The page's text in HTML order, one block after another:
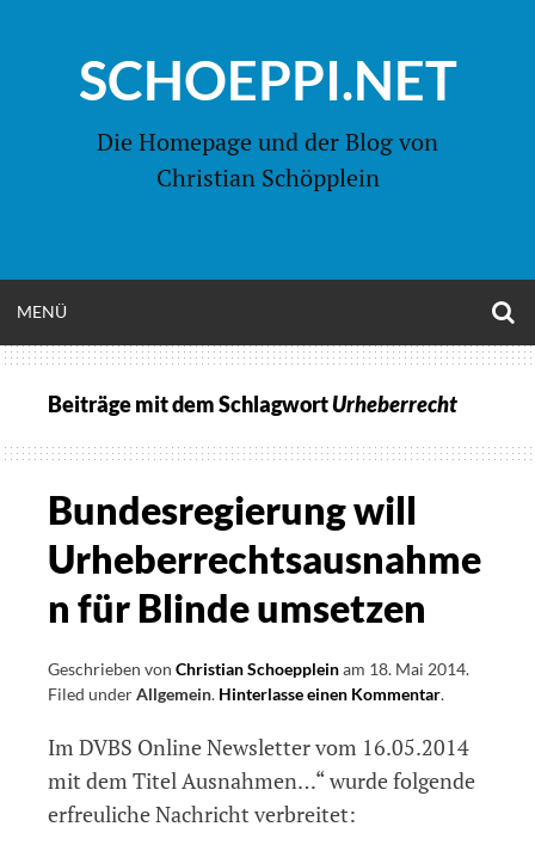
springenSCHOEPPI.NET
Die Homepage und der Blog von
Christian Schöpplein
MENÜ
Beiträge mit dem SchlagwortUrheberrecht
Bundesregierung will
Urheberrechtsausnahme
n für Blinde umsetzen
Geschrieben von Christian Schoeppleinam 18. Mai 2014.
Filed underAllgemein. Hinterlasse einen Kommentaron
will
für
.
Im DVBS Online Newsletter vom 16.05.2014
mit dem Titel Ausnahmen…“ wurde folgende
erfreuliche Nachricht verbreitet: